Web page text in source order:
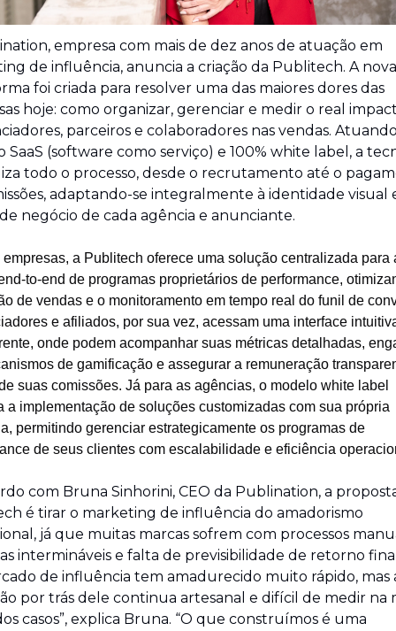
empresa com mais de dez anos de atuação em
de influência, anuncia a criação da Publitech. A nova
foi criada para resolver uma das maiores dores das
hoje: como organizar, gerenciar e medir o real
parceiros e colaboradores nas vendas.
SaaS (software como serviço) e 100% white label, a
todo o processo, desde o recrutamento até o
adaptando-se integralmente à identidade visual
negócio de cada agência e anunciante.
empresas, a Publitech oferece uma solução centralizada para
to-end de programas proprietários de performance,
de vendas e o monitoramento em tempo real do funil de
e afiliados, por sua vez, acessam uma interface
onde podem acompanhar suas métricas detalhadas,
de gamificação e assegurar a remuneração
suas comissões. Já para as agências, o modelo white label
a implementação de soluções customizadas com sua própria
permitindo gerenciar estrategicamente os programas de
de seus clientes com escalabilidade e eficiência
com Bruna Sinhorini, CEO da Publination, a
é tirar o marketing de influência do amadorismo
já que muitas marcas sofrem com processos
intermináveis e falta de previsibilidade de retorno
de influência tem amadurecido muito rápido, mas
por trás dele continua artesanal e difícil de medir na
casos”, explica Bruna. “O que construímos é uma